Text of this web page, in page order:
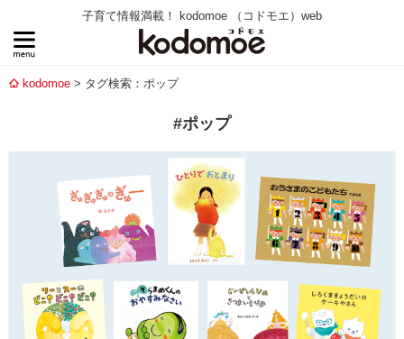
子育て情報満載！ kodomoe （コドモエ）web
kodomoe タグ検索：ポップ
#ポップ